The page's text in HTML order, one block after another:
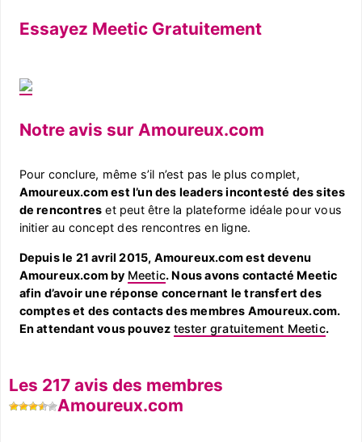
Essayez Meetic Gratuitement
Notre avis sur Amoureux.com
Pour conclure, même s’il n’est pas le plus complet,
Amoureux.com est l’un des leaders incontesté des sites
de rencontres et peut être la plateforme idéale pour vous
initier au concept des rencontres en ligne.
Depuis le 21 avril 2015, Amoureux.com est devenu
Amoureux.com by Meetic. Nous avons contacté Meetic
afin d’avoir une réponse concernant le transfert des
comptes et des contacts des membres Amoureux.com.
En attendant vous pouvez tester gratuitement Meetic.
Les 217 avis des membres
Amoureux.com